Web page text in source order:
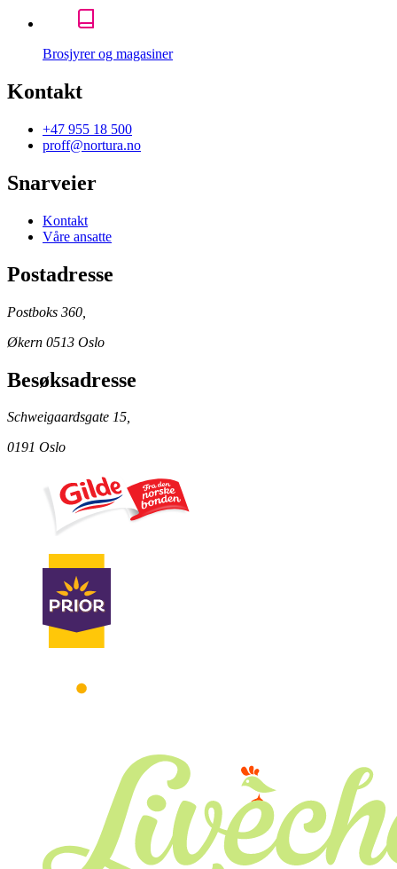
Brosjyrer og magasiner
Kontakt
+47 955 18 500
proff@nortura.no
Snarveier
Kontakt
Våre ansatte
Postadresse
Postboks 360,
Økern 0513 Oslo
Besøksadresse
Schweigaardsgate 15,
0191 Oslo